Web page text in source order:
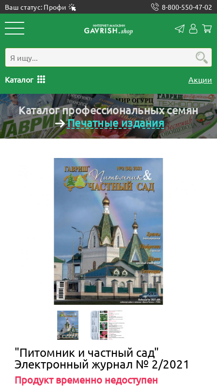
Ваш статус: Профи 8-800-550-47-02
Каталог Акции
Каталог профессиональных семян
Печатные издания
"Питомник и частный сад"
Электронный журнал № 2/2021
Продукт временно недоступен